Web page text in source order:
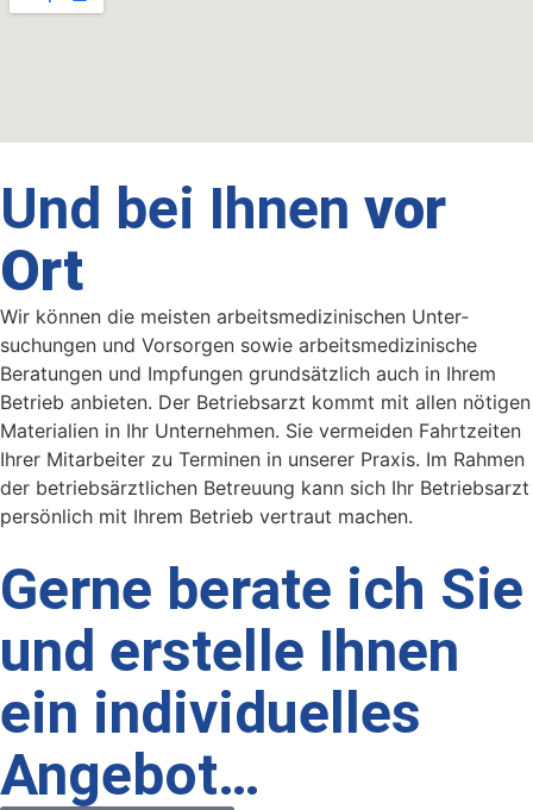
Und bei Ihnen vor
Ort
Wir können die meisten arbeits­medizinischen Unter­
suchungen und Vorsorgen sowie arbeits­medizinische
Beratungen und Impfungen grund­sätzlich auch in Ihrem
Betrieb anbieten. Der Betriebsarzt kommt mit allen nötigen
Materialien in Ihr Unternehmen. Sie vermeiden Fahrtzeiten
Ihrer Mitarbeiter zu Terminen in unserer Praxis. Im Rahmen
der betriebs­ärztlichen Betreuung kann sich Ihr Betriebsarzt
persönlich mit Ihrem Betrieb vertraut machen.
Gerne berate ich Sie
und erstelle Ihnen
ein individuelles
Angebot…